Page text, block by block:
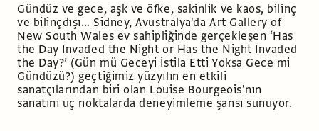
Gündüz ve gece, aşk ve öfke, sakinlik ve kaos, bilinç
ve bilinçdışı… Sidney, Avustralya'da Art Gallery of
New South Wales ev sahipliğinde gerçekleşen ‘Has
the Day Invaded the Night or Has the Night Invaded
the Day?’ (Gün mü Geceyi İstila Etti Yoksa Gece mi
Gündüzü?) geçtiğimiz yüzyılın en etkili
sanatçılarından biri olan Louise Bourgeois'nın
sanatını uç noktalarda deneyimleme şansı sunuyor.